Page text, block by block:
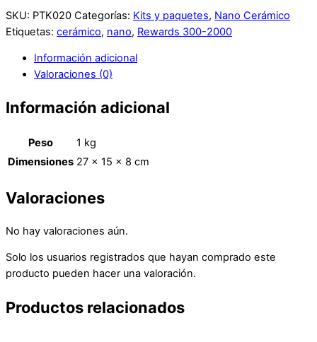
SKU: PTK020 Categorías: Kits y paquetes, Nano Cerámico
Etiquetas: cerámico, nano, Rewards 300-2000
Información adicional
Valoraciones (0)
Información adicional
Peso
1 kg
Dimensiones 27 × 15 × 8 cm
Valoraciones
No hay valoraciones aún.
Solo los usuarios registrados que hayan comprado este
producto pueden hacer una valoración.
Productos relacionados